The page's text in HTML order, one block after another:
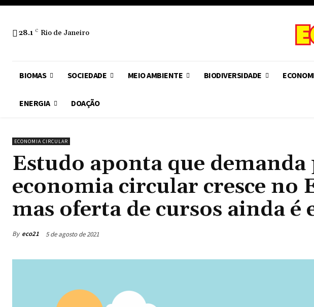
28.1 C Rio de Janeiro
BIOMAS SOCIEDADE MEIO AMBIENTE BIODIVERSIDADE
ENERGIA DOAÇÃO
ECONOMIA CIRCULAR
Estudo aponta que demanda
economia circular cresce no
mas oferta de cursos ainda é
By eco21 5 de agosto de 2021